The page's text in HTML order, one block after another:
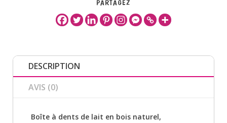
PARTAGEZ
DESCRIPTION
AVIS (0)
Boîte à dents de lait en bois naturel,